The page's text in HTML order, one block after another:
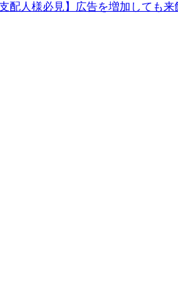
配人様必見】広告を増加しても